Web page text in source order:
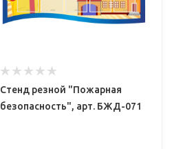
Стенд резной "Пожарная
безопасность", арт. БЖД-071